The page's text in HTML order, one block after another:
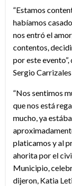
“Estamos
habíamos
nos entró el
contentos,
por este
Sergio
“Nos sentimos
que nos está
mucho, ya
platicamos y al
ahorita por el
Municipio,
dijeron, Katia